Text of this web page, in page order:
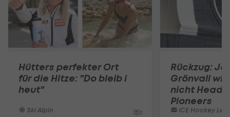
Hütters perfekter Ort
für die Hitze: "Do bleib i
heut"
Ski Alpin 1
Rückzug:
Grönvall
nicht Head
Pioneers
ICE Hockey